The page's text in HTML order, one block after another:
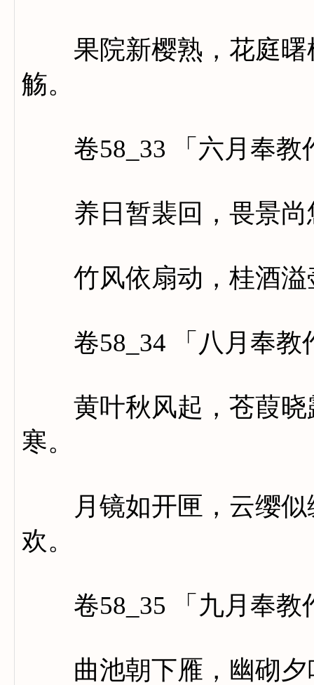
果院新樱熟，花庭曙
觞。
卷58_33 「六月奉教
养日暂裴回，畏景尚
竹风依扇动，桂酒溢
卷58_34 「八月奉教
黄叶秋风起，苍葭晓
寒。
月镜如开匣，云缨似
欢。
卷58_35 「九月奉教
曲池朝下雁，幽砌夕